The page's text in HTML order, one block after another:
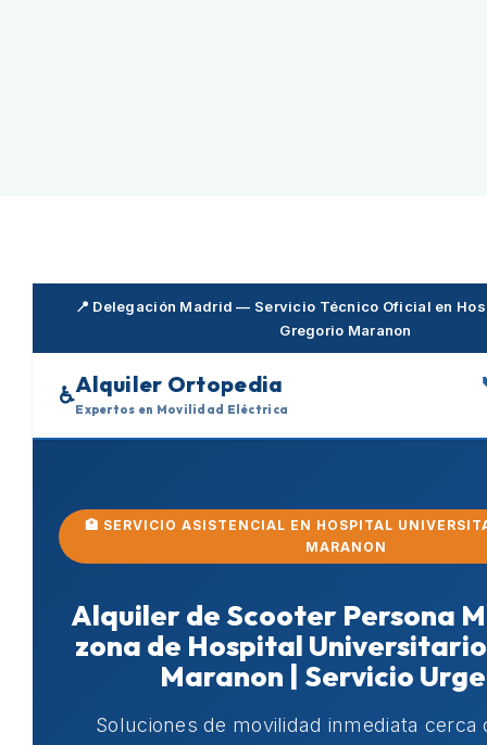
📍 Delegación Madrid — Servicio Técnico Oficial en
Gregorio Maranon
♿Alquiler Ortopedia
Expertos en Movilidad Eléctrica
🏥 SERVICIO ASISTENCIAL EN HOSPITAL
MARANON
Alquiler de Scooter Persona
zona de Hospital
Maranon | Servicio
Soluciones de movilidad inmediata